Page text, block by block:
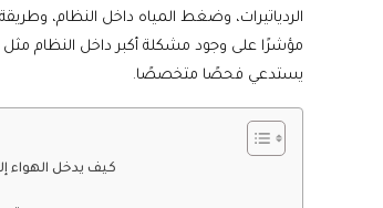
الردياتيرات، وضغط المياه داخل النظام،
مؤشرًا على وجود مشكلة أكبر داخل النظام
يستدعي فحصًا متخصصًا.
كيف يدخل الهواء